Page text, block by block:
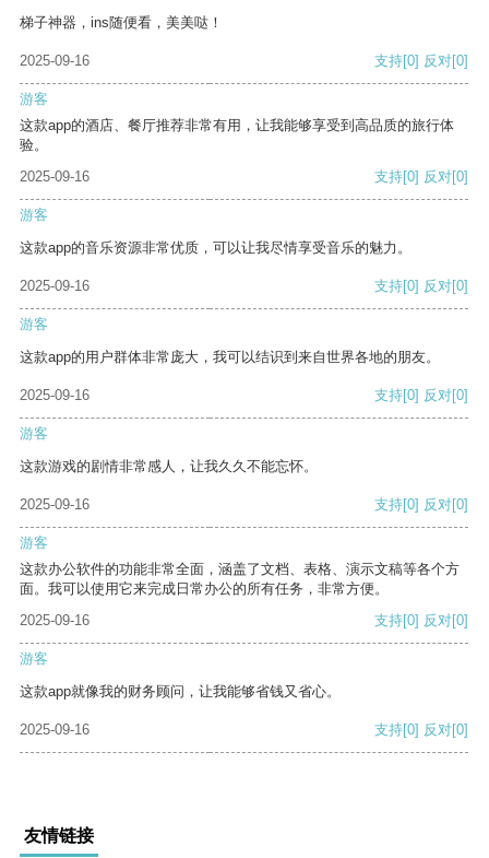
梯子神器，ins随便看，美美哒！
2025-09-16 支持[0] 反对[0]
游客
这款app的酒店、餐厅推荐非常有用，让我能够享受到高品质的旅行体
验。
2025-09-16
支持[0] 反对[0]
游客
这款app的音乐资源非常优质，可以让我尽情享受音乐的魅力。
2025-09-16 支持[0] 反对[0]
游客
这款app的用户群体非常庞大，我可以结识到来自世界各地的朋友。
2025-09-16 支持[0] 反对[0]
游客
这款游戏的剧情非常感人，让我久久不能忘怀。
2025-09-16 支持[0] 反对[0]
游客
这款办公软件的功能非常全面，涵盖了文档、表格、演示文稿等各个方
面。我可以使用它来完成日常办公的所有任务，非常方便。
2025-09-16
支持[0] 反对[0]
游客
这款app就像我的财务顾问，让我能够省钱又省心。
2025-09-16 支持[0] 反对[0]
友情链接